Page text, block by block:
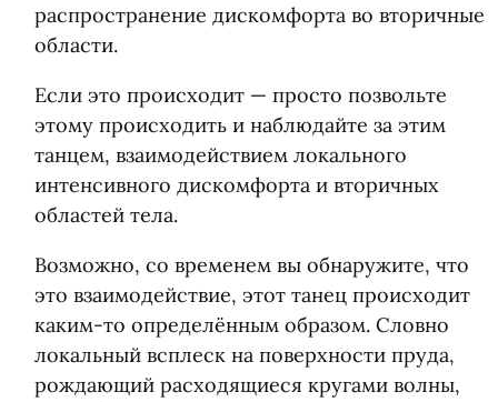
распространение дискомфорта во вторичные
области.
Если это происходит — просто позвольте
этому происходить и наблюдайте за этим
танцем, взаимодействием локального
интенсивного дискомфорта и вторичных
областей тела.
Возможно, со временем вы обнаружите, что
это взаимодействие, этот танец происходит
каким-то определённым образом. Словно
локальный всплеск на поверхности пруда,
рождающий расходящиеся кругами волны,